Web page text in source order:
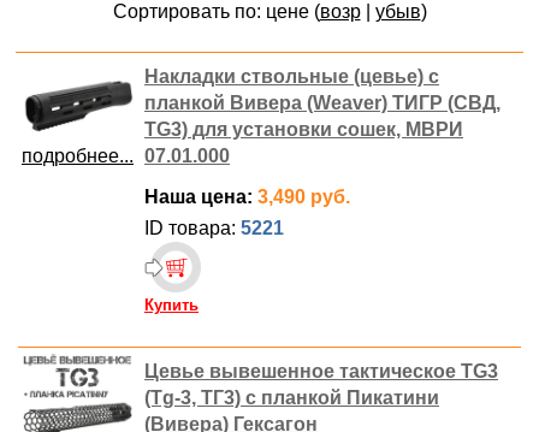
Сортировать по: цене (возр| убыв)
подробнее...
Накладки ствольные (цевье) с
планкой Вивера (Weaver) ТИГР (СВД,
TG3) для установки сошек, МВРИ
07.01.000
Наша цена: 3,490 руб.
ID товара: 5221
Купить
Цевье вывешенное тактическое TG3
(Tg-3, ТГ3) с планкой Пикатини
(Вивера) Гексагон